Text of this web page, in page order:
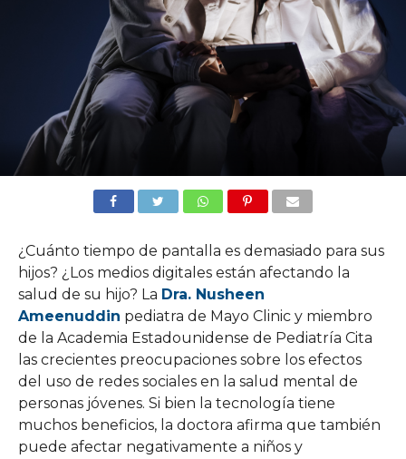
¿Cuánto tiempo de pantalla es demasiado para sus
hijos? ¿Los medios digitales están afectando la
salud de su hijo? La Dra. Nusheen
Ameenuddin pediatra de Mayo Clinic y miembro
de la Academia Estadounidense de Pediatría Cita
las crecientes preocupaciones sobre los efectos
del uso de redes sociales en la salud mental de
personas jóvenes. Si bien la tecnología tiene
muchos beneficios, la doctora afirma que también
puede afectar negativamente a niños y